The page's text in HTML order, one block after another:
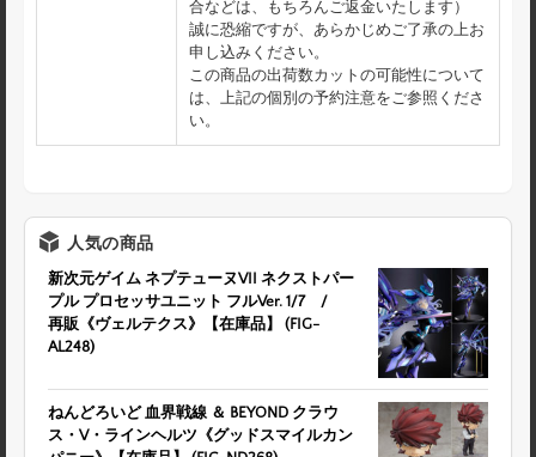
合などは、もちろんご返金いたします）
誠に恐縮ですが、あらかじめご了承の上お
申し込みください。
この商品の出荷数カットの可能性について
は、上記の個別の予約注意をご参照くださ
い。
人気の商品
新次元ゲイム ネプテューヌVII ネクストパー
プル プロセッサユニット フルVer. 1/7 /
再販《ヴェルテクス》【在庫品】 (FIG-
AL248)
ねんどろいど 血界戦線 ＆ BEYOND クラウ
ス・V・ラインヘルツ《グッドスマイルカン